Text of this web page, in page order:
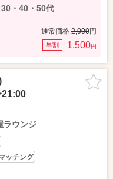
30・40・50代
通常価格 2,000円
早割 1,500円
21:00
ラウンジ
ッチング